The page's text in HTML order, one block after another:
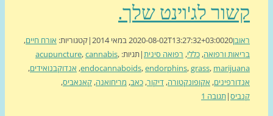
לג'וינט שלך.
2020-08-02T13:27:32+03:00
|קטגוריות:אורח חיים ,
ורפואה,כללי,רפואה סינית|תגיות: acupuncture,cannabis,
endocannaboids,endorphins,grass,
,אנדוקבנואידים,
,אקופונקטורה,דיקור,כאב,מריחואנה ,קאנאביס
תגובה 1